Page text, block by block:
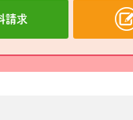
請求